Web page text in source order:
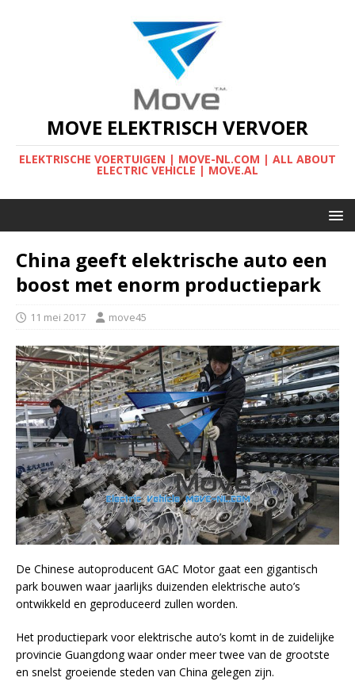
MOVE ELEKTRISCH VERVOER
ELEKTRISCHE VOERTUIGEN | MOVE-NL.COM | ALL ABOUT
ELECTRIC VEHICLE | MOVE.AL
China geeft elektrische auto een
boost met enorm productiepark
11 mei 2017 move45
De Chinese autoproducent GAC Motor gaat een gigantisch
park bouwen waar jaarlijks duizenden elektrische auto’s
ontwikkeld en geproduceerd zullen worden.
Het productiepark voor elektrische auto’s komt in de zuidelijke
provincie Guangdong waar onder meer twee van de grootste
en snelst groeiende steden van China gelegen zijn.